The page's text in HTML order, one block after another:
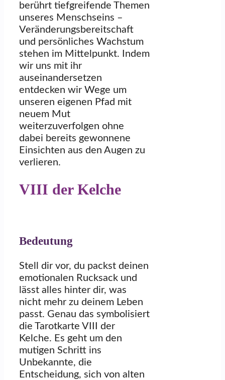
berührt tiefgreifende Themen
unseres Menschseins –
Veränderungsbereitschaft
und persönliches Wachstum
stehen im Mittelpunkt. Indem
wir uns mit ihr
auseinandersetzen
entdecken wir Wege um
unseren eigenen Pfad mit
neuem Mut
weiterzuverfolgen ohne
dabei bereits gewonnene
Einsichten aus den Augen zu
verlieren.
VIII der Kelche
Bedeutung
Stell dir vor, du packst deinen
emotionalen Rucksack und
lässt alles hinter dir, was
nicht mehr zu deinem Leben
passt. Genau das symbolisiert
die Tarotkarte VIII der
Kelche. Es geht um den
mutigen Schritt ins
Unbekannte, die
Entscheidung, sich von alten